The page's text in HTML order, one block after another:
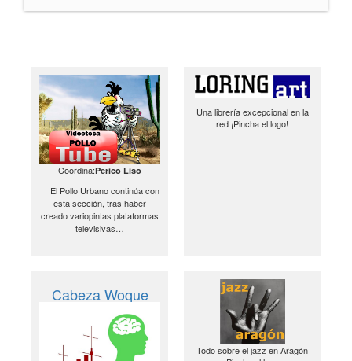
Coordina:Perico Liso
El Pollo Urbano continúa con
esta sección, tras haber
creado variopintas plataformas
televisivas…
Una librería excepcional en la
red ¡Pincha el logo!
Cabeza Woque
Todo sobre el jazz en Aragón